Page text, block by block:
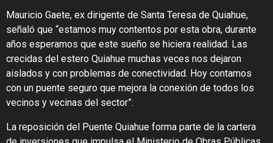
Mauricio Gaete, ex dirigente de Santa Teresa de Quiahue,
señaló que “estamos muy contentos por esta obra, durante
años esperamos que este sueño se hiciera realidad. Las
crecidas del estero Quiahue muchas veces nos dejaron
aislados y con problemas de conectividad. Hoy contamos
con un puente seguro que mejora la conexión de todos los
vecinos y vecinas del sector”.
La reposición del Puente Quiahue forma parte de la cartera